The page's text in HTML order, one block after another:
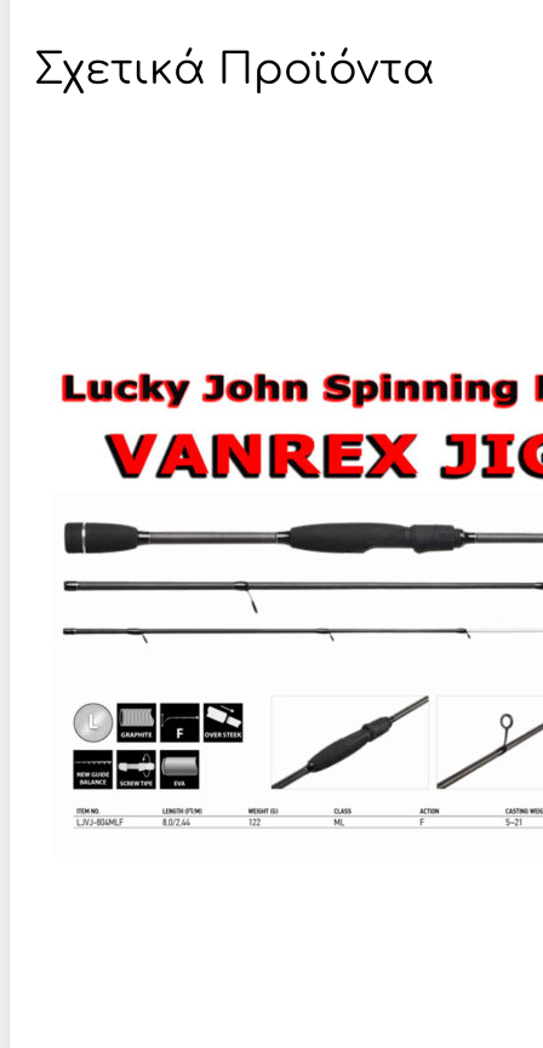
Σχετικά Προϊόντα